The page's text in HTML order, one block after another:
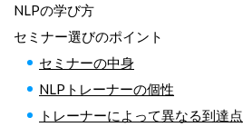
NLPの学び方
セミナー選びのポイント
セミナーの中身
NLPトレーナーの個性
トレーナーによって異なる到達点